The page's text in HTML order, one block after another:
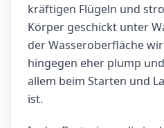
kräftigen Flügeln und
Körper geschickt unter
der Wasseroberfläche
hingegen eher plump
allem beim Starten und
ist.